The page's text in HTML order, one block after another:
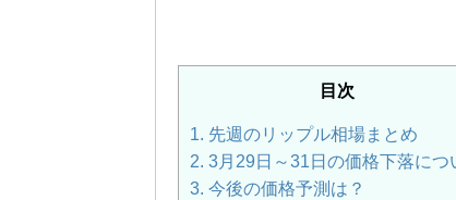
目次
1. 先週のリップル相場まとめ
2. 3月29日～31日の価格下落につ
3. 今後の価格予測は？